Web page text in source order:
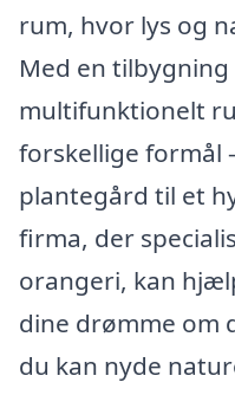
rum, hvor lys og
Med en
multifunktionelt
forskellige formål
plantegård til et
firma, der
orangeri, kan
dine drømme om
du kan nyde